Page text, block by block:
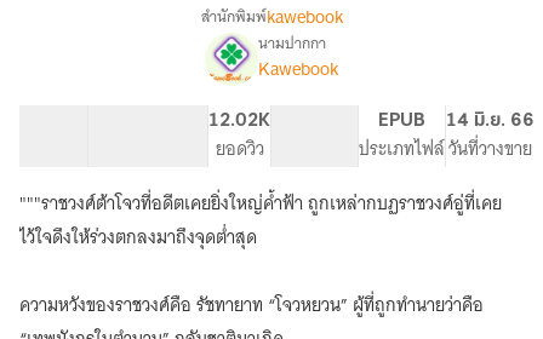
เรื่อง
อภินิหาร
ทายาท
ราชันย์
สำนักพิมพ์kawebook
นามปากกา
Kawebook
12.02K
ยอดวิว
EPUB
ประเภทไฟล์
14 มิ.ย. 66
วันที่วางขาย
"""ราชวงศ์ต้าโจวที่อดีตเคยยิ่งใหญ่ค้ำฟ้า ถูกเหล่ากบฏราชวงศ์อู่ที่เคย
ไว้ใจดึงให้ร่วงตกลงมาถึงจุดต่ำสุด
ความหวังของราชวงศ์คือ รัชทายาท “โจวหยวน” ผู้ที่ถูกทำนายว่าคือ